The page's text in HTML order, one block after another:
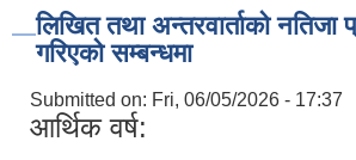
लिखित तथा अन्तरवार्ताको नतिजा
गरिएको सम्बन्धमा
Submitted on: Fri, 06/05/2026 - 17:37
आर्थिक वर्ष: